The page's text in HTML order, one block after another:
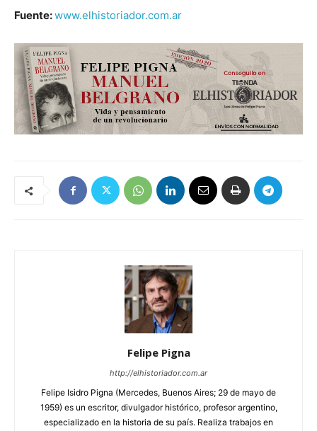
Fuente:www.elhistoriador.com.ar
Felipe Pigna
http://elhistoriador.com.ar
Felipe Isidro Pigna (Mercedes, Buenos Aires; 29 de mayo de
1959) es un escritor, divulgador histórico, profesor argentino,
especializado en la historia de su país. Realiza trabajos en